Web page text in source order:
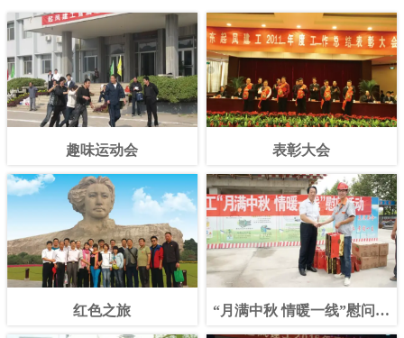
趣味运动会 表彰大会
红色之旅
“月满中秋 情暖一线”慰问活